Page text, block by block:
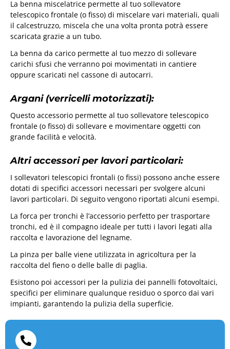
La benna miscelatrice permette al tuo sollevatore
telescopico frontale (o fisso) di miscelare vari materiali, quali
il calcestruzzo, miscela che una volta pronta potrà essere
scaricata grazie a un tubo.
La benna da carico permette al tuo mezzo di sollevare
carichi sfusi che verranno poi movimentati in cantiere
oppure scaricati nel cassone di autocarri.
Argani (verricelli motorizzati):
Questo accessorio permette al tuo sollevatore telescopico
frontale (o fisso) di sollevare e movimentare oggetti con
grande facilità e velocità.
Altri accessori per lavori particolari:
I sollevatori telescopici frontali (o fissi) possono anche essere
dotati di specifici accessori necessari per svolgere alcuni
lavori particolari. Di seguito vengono riportati alcuni esempi.
La forca per tronchi è l’accessorio perfetto per trasportare
tronchi, ed è il compagno ideale per tutti i lavori legati alla
raccolta e lavorazione del legname.
La pinza per balle viene utilizzata in agricoltura per la
raccolta del fieno o delle balle di paglia.
Esistono poi accessori per la pulizia dei pannelli fotovoltaici,
specifici per eliminare qualunque residuo o sporco dai vari
impianti, garantendo la pulizia della superficie.